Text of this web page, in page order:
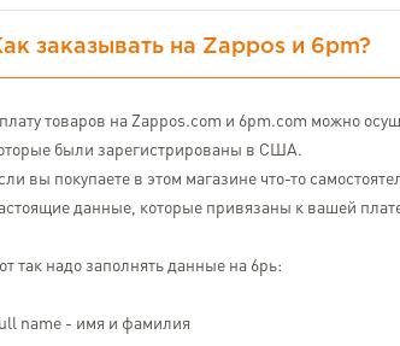
заказывать на Zappos и 6pm?
товаров на Zappos.com и 6pm.com можно
были зарегистрированы в США.
вы покупаете в этом магазине что-то
данные, которые привязаны к вашей
так надо заполнять данные на 6pь:
name - имя и фамилия